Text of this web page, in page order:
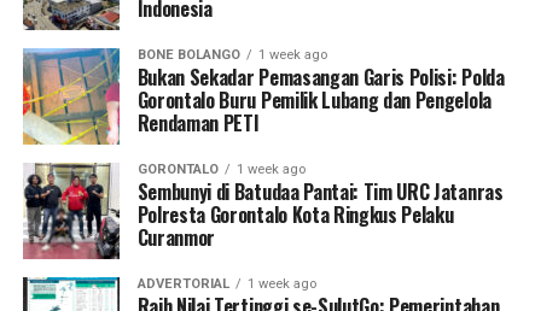
Hasil analisis rekaman menunjukkan sepeda motor
oleh pria tak dikenal. Atas kejadian itu, korban langsung
membuat laporan resmi di SPKT Polresta Gorontalo
Kota.
Menindaklanjuti laporan korban, Tim URC Jatanras
bergerak cepat melakukan penyelidikan hingga berhasil
mendeteksi keberadaan pelaku dan melakukan
penangkapan tanpa perlawanan. Saat ini pelaku beserta
barang bukti telah diamankan di Mako Polresta
Indonesia
BONE BOLANGO 1 week ago
Bukan Sekadar Pemasangan Garis Polisi: Polda
Gorontalo Buru Pemilik Lubang dan Pengelola
Rendaman PETI
GORONTALO 1 week ago
Sembunyi di Batudaa Pantai: Tim URC Jatanras
Polresta Gorontalo Kota Ringkus Pelaku
Curanmor
ADVERTORIAL 1 week ago